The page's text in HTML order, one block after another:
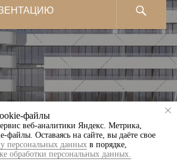
файлы
веб-аналитики Яндекс. Метрика,
Оставаясь на сайте, вы даёте свое
персональных данных в порядке,
обработки персональных данных.